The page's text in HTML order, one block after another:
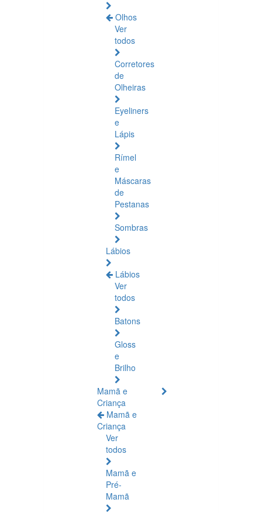
Olhos
Ver
todos
Corretores
de
Olheiras
Eyeliners
e
Lápis
Rímel
e
Máscaras
de
Pestanas
Sombras
Lábios
Lábios
Ver
todos
Batons
Gloss
e
Brilho
Mamã e
Criança
Mamã e
Criança
Ver
todos
Mamã e
Pré-
Mamã